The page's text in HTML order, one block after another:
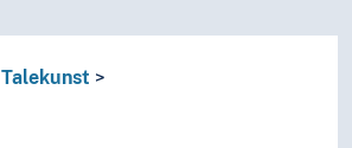
Talekunst